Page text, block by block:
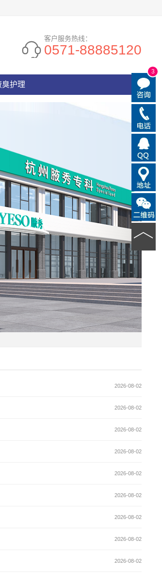
客户服务热线：
0571-88885120
臭护理
2026-08-02
2026-08-02
2026-08-02
2026-08-02
2026-08-02
2026-08-02
2026-08-02
2026-08-02
2026-08-02
3